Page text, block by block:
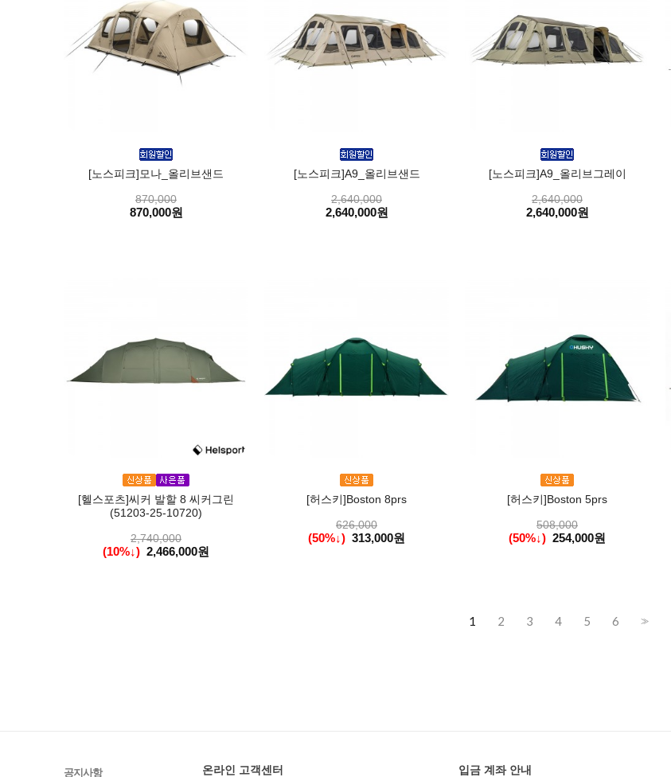
[노스피크]모나_올리브샌드
870,000
870,000원
[노스피크]A9_올리브샌드
2,640,000
2,640,000원
[노스피크]A9_올리브그레이
2,640,000
2,640,000원
[헬스포츠]씨커 발할 8 씨커그린
(51203-25-10720)
2,740,000
(10%↓) 2,466,000원
[허스키]Boston 8prs
626,000
(50%↓) 313,000원
[허스키]Boston 5prs
508,000
(50%↓) 254,000원
1 2 3 4 5 6 >>
공지사항 온라인 고객센터 입금 계좌 안내